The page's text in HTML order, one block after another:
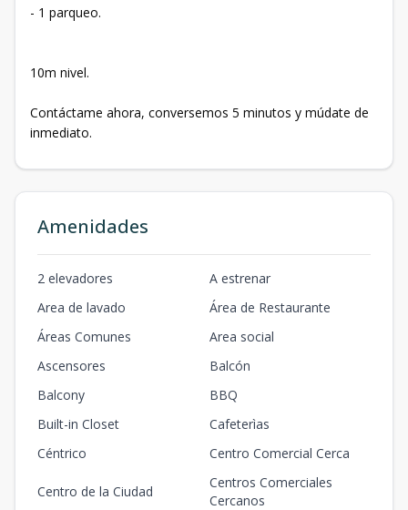
- 1 parqueo.
10m nivel.
Contáctame ahora, conversemos 5 minutos y múdate de
inmediato.
Amenidades
2 elevadores
A estrenar
Area de lavado
Área de Restaurante
Áreas Comunes
Area social
Ascensores
Balcón
Balcony
BBQ
Built-in Closet
Cafeterìas
Céntrico
Centro Comercial Cerca
Centro de la Ciudad
Centros Comerciales
Cercanos